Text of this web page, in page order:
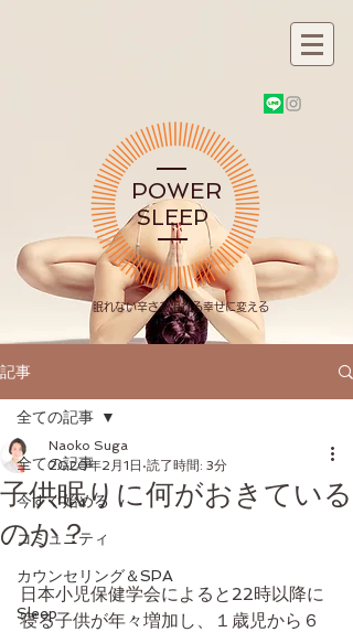
POWER
SLEEP
​眠れない辛さを眠れる幸せに変える
記事
全ての記事
今すぐ始める
コミュニティ
カウンセリング＆SPA
Sleep
全ての記事
子供眠りに何がおきている
のか？
Naoko Suga
2020年2月1日 読了時間: 3分
日本小児保健学会によると22時以降に
寝る子供が年々増加し、１歳児から６